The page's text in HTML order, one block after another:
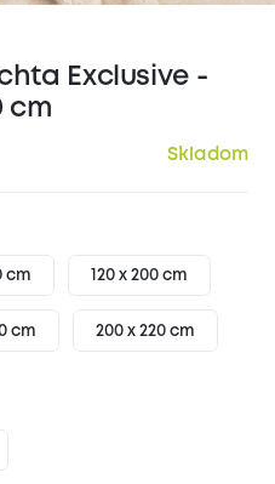
Exclusive -
cm
Skladom
cm 120 x 200 cm
cm 200 x 220 cm